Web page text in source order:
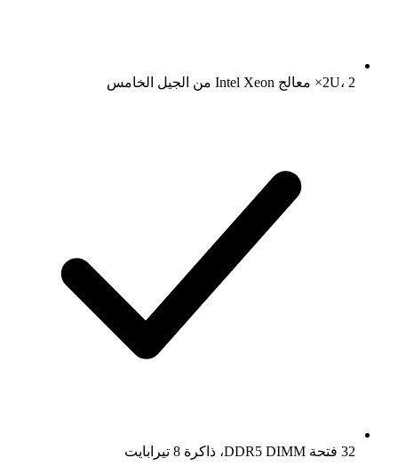
2U، 2× معالج Intel Xeon من الجيل الخامس
32 فتحة DDR5 DIMM، ذاكرة 8 تيرابايت